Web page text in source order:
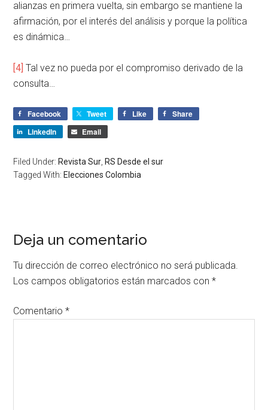
alianzas en primera vuelta, sin embargo se mantiene la
afirmación, por el interés del análisis y porque la política
es dinámica…
[4] Tal vez no pueda por el compromiso derivado de la
consulta…
Facebook Tweet Like
Share
LinkedIn
Email
Filed Under: Revista Sur RS Desde el sur
Tagged With: Elecciones Colombia
Deja un comentario
Tu dirección de correo electrónico no será publicada.
Los campos obligatorios están marcados con*
Comentario*